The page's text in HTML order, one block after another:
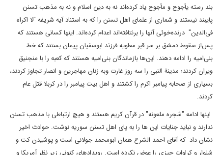
بند رسته یأجوج و مأجوج یاد کرده‌اند نه به دین اسلام و نه به مذهب تسنن
پایبند نیستند و شماری از علمای اهل تسنن را که به استناد آیه شریفه "لا اکراه
فی‌الدین" درنده‌خوئی آنها را برنتافته‌اند اعدام کرده‌اند. اینها کسانی هستند که
پس‌از سقوط دمشق بر سر قبر معاویه فرزند ابوسفیان پیمان بستند که خط
بنی‌امیه را ادامه دهند. این‌ها بازماندگان بنی‌امیه هستند که کعبه را با منجنیق
ویران کردند؛ مدینة النبی را سه روز غارت وبه زنان مهاجرین و انصار تجاوز کردند،
بسیاری از صحابه پیامبر اکرم را کشتند و اهل بیت پیامبر را در کربلا قتل عام
کردند.
اینها ادامه "شجره ملعونه" در قرآن کریم هستند و هیچ ارتباطی با مذهب تسنن
ندارند و نباید جنایات این ها را به پای اهل تسنن سوریه نوشت. حوادث اخیر
نشان داد که آقای احمد الشرع همان ابومحمد جولانی است و پوشیدن کت و
شلوار و کراوات چیزی را عوض نکرده است. رویدادهای کنونی زیر نظر آمریکا و